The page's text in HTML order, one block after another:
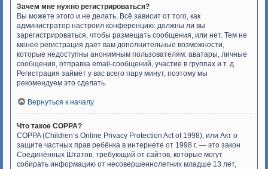
Зачем мне нужно регистрироваться?
Вы можете этого и не делать. Всё зависит от того, как
администратор настроил конференцию: должны ли вы
зарегистрироваться, чтобы размещать сообщения, или нет. Тем не
менее регистрация даёт вам дополнительные возможности,
которые недоступны анонимным пользователям: аватары, личные
сообщения, отправка email-сообщений, участие в группах и т. д.
Регистрация займёт у вас всего пару минут, поэтому мы
рекомендуем это сделать.
Вернуться к началу
Что такое COPPA?
COPPA (Children’s Online Privacy Protection Act of 1998), или Акт о
защите частных прав ребёнка в интернете от 1998 г. — это закон
Соединённых Штатов, требующий от сайтов, которые могут
собирать информацию от несовершеннолетних младше 13 лет,